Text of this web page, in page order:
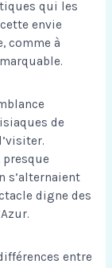
qui les
envie
comme à
de
s’alternaient
digne des
entre